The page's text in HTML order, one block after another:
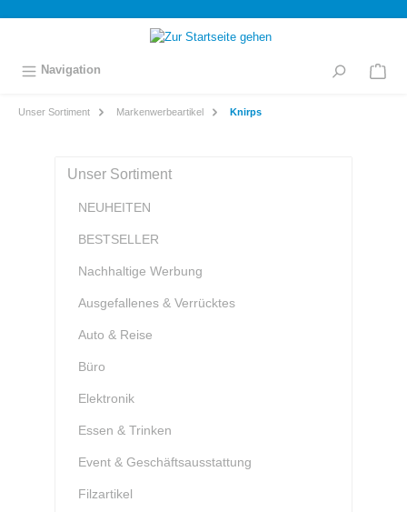
springen
Navigation
Unser Sortiment Markenwerbeartikel Knirps
Unser Sortiment
NEUHEITEN
BESTSELLER
Nachhaltige Werbung
Ausgefallenes & Verrücktes
Auto & Reise
Büro
Elektronik
Essen & Trinken
Event & Geschäftsausstattung
Filzartikel